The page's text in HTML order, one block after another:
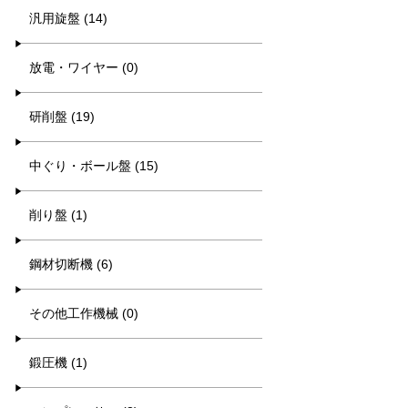
汎用旋盤 (14)
放電・ワイヤー (0)
研削盤 (19)
中ぐり・ボール盤 (15)
削り盤 (1)
鋼材切断機 (6)
その他工作機械 (0)
鍛圧機 (1)